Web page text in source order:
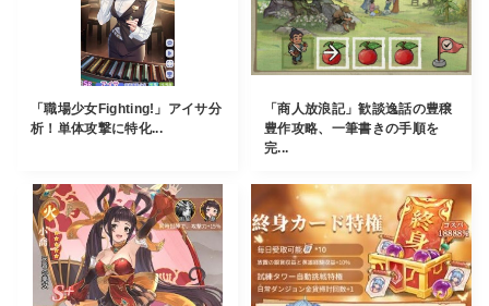
「職場少女Fighting!」アイサ分
析！単体攻撃に特化...
「商人放浪記」歓談逸話の豊穣
豊作攻略、一筆書きの手順を
完...